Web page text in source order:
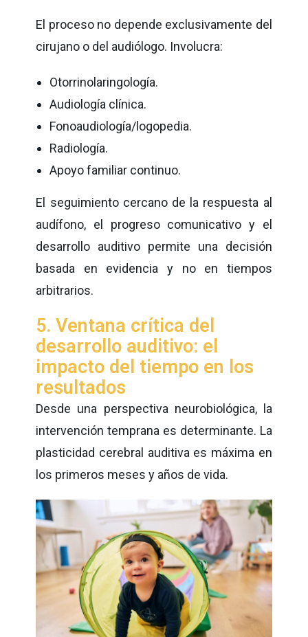
El proceso no depende exclusivamente del
cirujano o del audiólogo. Involucra:
Otorrinolaringología.
Audiología clínica.
Fonoaudiología/logopedia.
Radiología.
Apoyo familiar continuo.
El seguimiento cercano de la respuesta al
audífono, el progreso comunicativo y el
desarrollo auditivo permite una decisión
basada en evidencia y no en tiempos
arbitrarios.
5. Ventana crítica del
desarrollo auditivo: el
impacto del tiempo en los
resultados
Desde una perspectiva neurobiológica, la
intervención temprana es determinante. La
plasticidad cerebral auditiva es máxima en
los primeros meses y años de vida.